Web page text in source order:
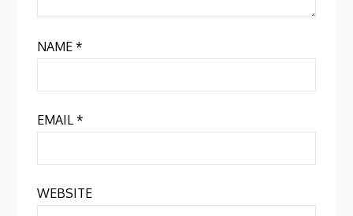
NAME*
EMAIL*
WEBSITE